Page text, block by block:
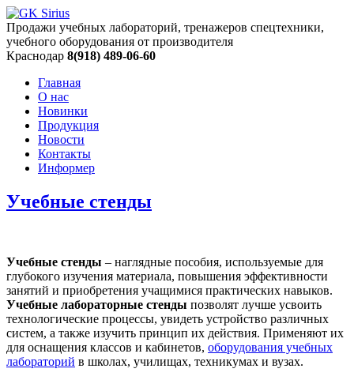
Продажи учебных лабораторий, тренажеров спецтехники,
учебного оборудования от производителя
Краснодар 8(918) 489-06-60
Главная
О нас
Новинки
Продукция
Новости
Контакты
Информер
Учебные стенды
Учебные стенды – наглядные пособия, используемые для
глубокого изучения материала, повышения эффективности
занятий и приобретения учащимися практических навыков.
Учебные лабораторные стенды позволят лучше усвоить
технологические процессы, увидеть устройство различных
систем, а также изучить принцип их действия. Применяют их
для оснащения классов и кабинетов, оборудования учебных
лабораторий в школах, училищах, техникумах и вузах.